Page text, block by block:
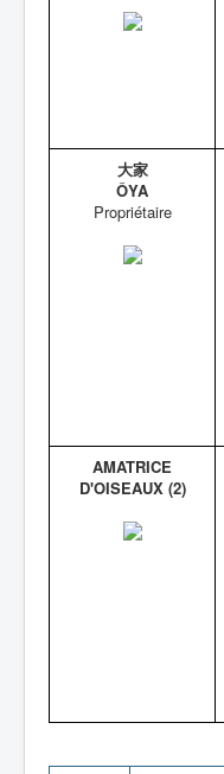
大家
ÔYA
Propriétaire
AMATRICE
D'OISEAUX (2)